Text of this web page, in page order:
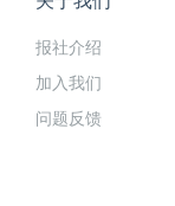
报社介绍
加入我们
问题反馈